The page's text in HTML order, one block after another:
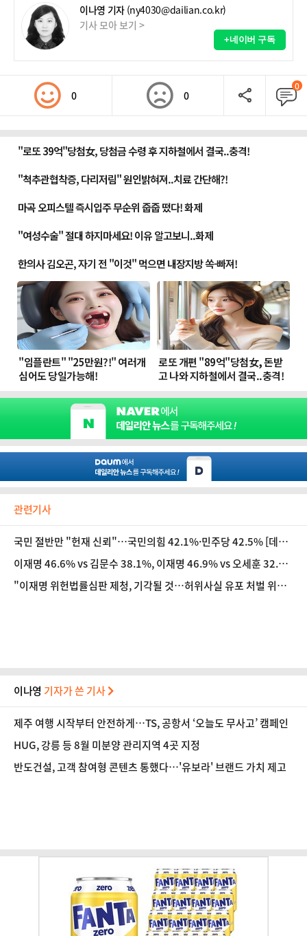
이나영 기자 (ny4030@dailian.co.kr)
기사 모아 보기 >
+네이버 구독
0 0
0
관련기사
국민 절반만 "헌재 신뢰"…국민의힘 42.1%·민주당 42.5% [데일
리안 여론조사]
이재명 46.6% vs 김문수 38.1%, 이재명 46.9% vs 오세훈 32.
1% [데일리안 여론조사]
"이재명 위헌법률심판 제청, 기각될 것…허위사실 유포 처벌 위헌
이나영 기자가 쓴 기사
제주 여행 시작부터 안전하게…TS, 공항서 ‘오늘도 무사고’ 캠페인
HUG, 강릉 등 8월 미분양 관리지역 4곳 지정
반도건설, 고객 참여형 콘텐츠 통했다…'유보라' 브랜드 가치 제고